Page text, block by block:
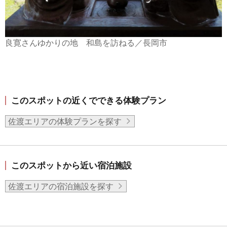
良寛さんゆかりの地 和島を訪ねる／長岡市
このスポットの近くでできる体験プラン
佐渡エリアの体験プランを探す
このスポットから近い宿泊施設
佐渡エリアの宿泊施設を探す